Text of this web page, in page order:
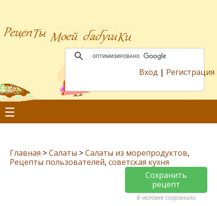
Вход | Регистрация
☰
Главная >Салаты >Салаты из морепродуктов,
Рецепты пользователей, советская кухня
Сохранить
рецепт
6 человек сохранили